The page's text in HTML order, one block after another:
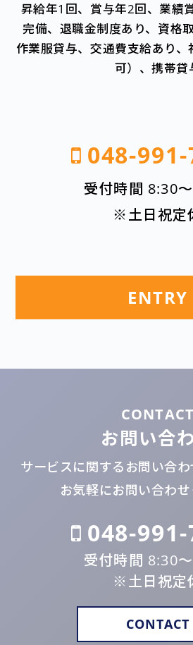
昇給年1回、賞与年2回、業績
完備、退職金制度あり、資格
作業服貸与、交通費支給あり
可）、携帯貸
048-
受付時間 8:30
※土日祝定
ENTRY
CONTACT
お問い合
サービスに関するお問い合
お気軽にお問い合わせ
048-
受付時間 8:30
※土日祝定
CONTACT